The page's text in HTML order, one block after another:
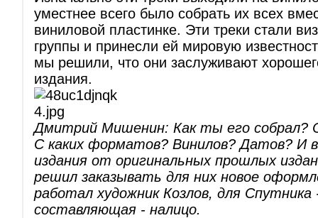
уместнее всего было собрать их всех
виниловой пластинке. Эти треки стали
группы и принесли ей мировую
мы решили, что они заслуживают
издания.
Дмитрий Мишенин: Как ты его собрал?
С каких форматов? Винилов? Датов? И
издания от оригинальных прошлых
решил заказывать для них новое
работал художник Козлов, для
составляющая - налицо.